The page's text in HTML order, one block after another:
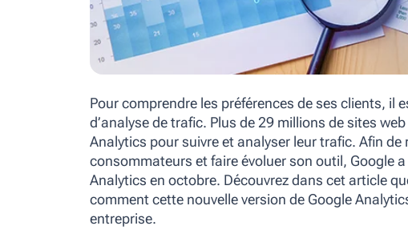
Pour comprendre les préférences de ses clients, il
d’analyse de trafic. Plus de 29 millions de sites
Analytics pour suivre et analyser leur trafic. Afin
consommateurs et faire évoluer son outil, Google
Analytics en octobre. Découvrez dans cet article
comment cette nouvelle version de Google
entreprise.